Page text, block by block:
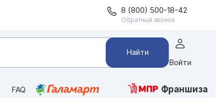
8 (800) 500-18-42
Обратный звонок
Найти
Войти
FAQ Франшиза